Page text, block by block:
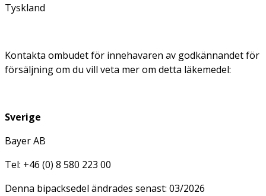
Tyskland
Kontakta ombudet för innehavaren av godkännandet för
försäljning om du vill veta mer om detta läkemedel:
Sverige
Bayer AB
Tel: +46 (0) 8 580 223 00
Denna bipacksedel ändrades senast: 03/2026